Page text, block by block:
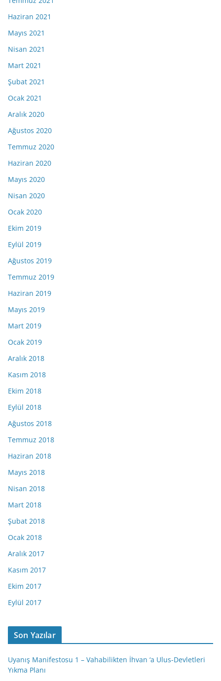
Haziran 2021
Mayıs 2021
Nisan 2021
Mart 2021
Şubat 2021
Ocak 2021
Aralık 2020
Ağustos 2020
Temmuz 2020
Haziran 2020
Mayıs 2020
Nisan 2020
Ocak 2020
Ekim 2019
Eylül 2019
Ağustos 2019
Temmuz 2019
Haziran 2019
Mayıs 2019
Mart 2019
Ocak 2019
Aralık 2018
Kasım 2018
Ekim 2018
Eylül 2018
Ağustos 2018
Temmuz 2018
Haziran 2018
Mayıs 2018
Nisan 2018
Mart 2018
Şubat 2018
Ocak 2018
Aralık 2017
Kasım 2017
Ekim 2017
Eylül 2017
Son Yazılar
Uyanış Manifestosu 1 – Vahabilikten İhvan ‘a Ulus-Devletleri
Yıkma Planı